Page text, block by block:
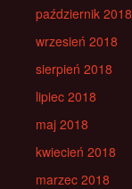
październik 2018
wrzesień 2018
sierpień 2018
lipiec 2018
maj 2018
kwiecień 2018
marzec 2018